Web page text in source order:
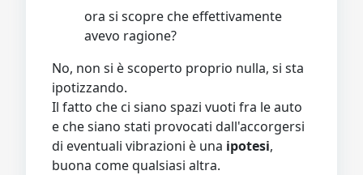
ora si scopre che effettivamente
avevo ragione?
No, non si è scoperto proprio nulla, si sta
ipotizzando.
Il fatto che ci siano spazi vuoti fra le auto
e che siano stati provocati dall'accorgersi
di eventuali vibrazioni è una ipotesi,
buona come qualsiasi altra.